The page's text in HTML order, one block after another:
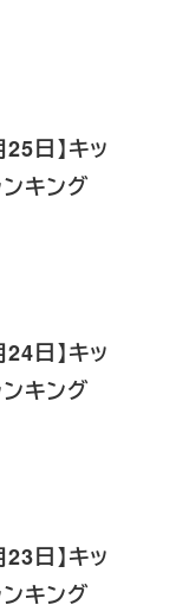
日】キッ
キング
日】キッ
キング
日】キッ
キング